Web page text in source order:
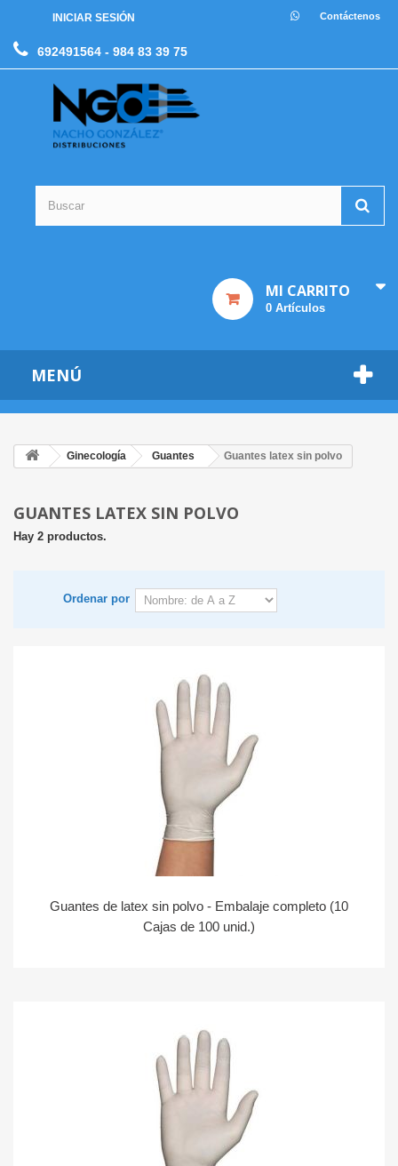
INICIAR SESIÓN Contáctenos
692491564 - 984 83 39 75
MI CARRITO
0 Artículos
MENÚ
Ginecología Guantes Guantes latex sin polvo
GUANTES LATEX SIN POLVO
Hay 2 productos.
Ordenar por
Guantes de latex sin polvo - Embalaje completo (10
Cajas de 100 unid.)